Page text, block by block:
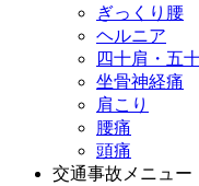
ぎっくり腰
ヘルニア
四十肩・五
坐骨神経痛
肩こり
腰痛
頭痛
交通事故メニュー